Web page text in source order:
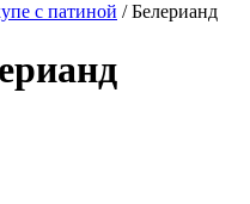
с патиной / Белерианд